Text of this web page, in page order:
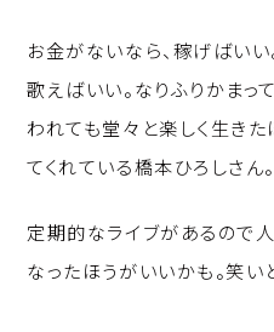
お金がないなら、稼げばい
歌えばいい。なりふりかまっ
われても堂々と楽しく生きた
てくれている橋本ひろしさん。
定期的なライブがあるので
なったほうがいいかも。笑い